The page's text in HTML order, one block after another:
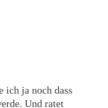
ich ja noch dass
Und ratet